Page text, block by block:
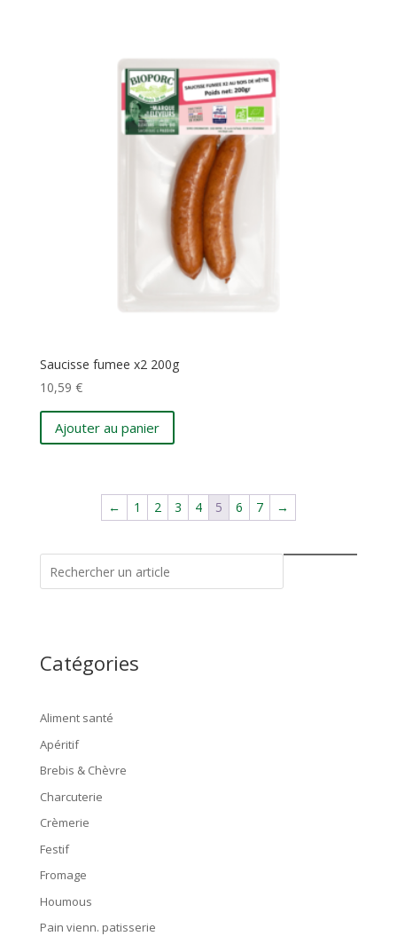
Saucisse fumee x2 200g
10,59 €
Ajouter au panier
← 1 2 3 4 5 6 7 →
Catégories
Aliment santé
Apéritif
Brebis & Chèvre
Charcuterie
Crèmerie
Festif
Fromage
Houmous
Pain vienn. patisserie